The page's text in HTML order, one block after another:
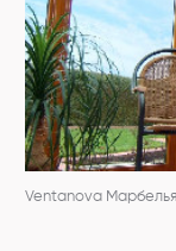
Ventanova Марбелья